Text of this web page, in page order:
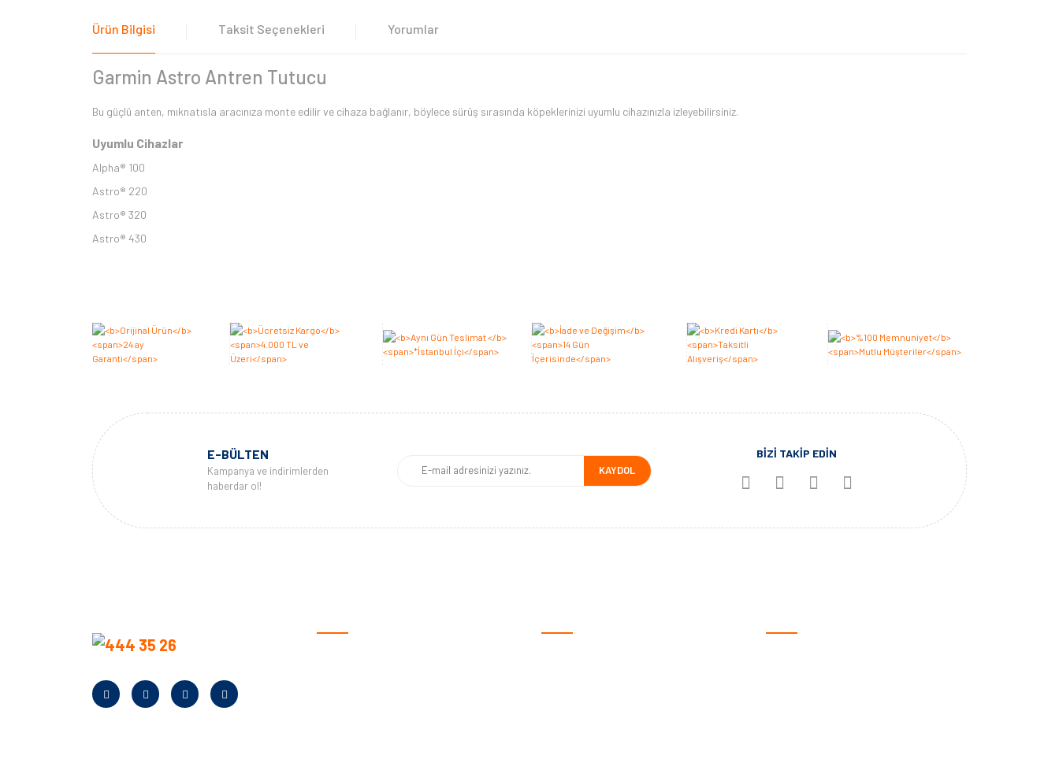
Ürün Bilgisi Taksit Seçenekleri Yorumlar
Garmin Astro Antren Tutucu
Bu güçlü anten, mıknatısla aracınıza monte edilir ve cihaza bağlanır, böylece sürüş sırasında köpeklerinizi uyumlu cihazınızla izleyebilirsiniz.
Uyumlu Cihazlar
Alpha® 100
Astro® 220
Astro® 320
Astro® 430
Yorum Yaz
E-BÜLTEN
Kampanya ve indirimlerden
haberdar ol!
KAYDOL
BİZİ TAKİP EDİN